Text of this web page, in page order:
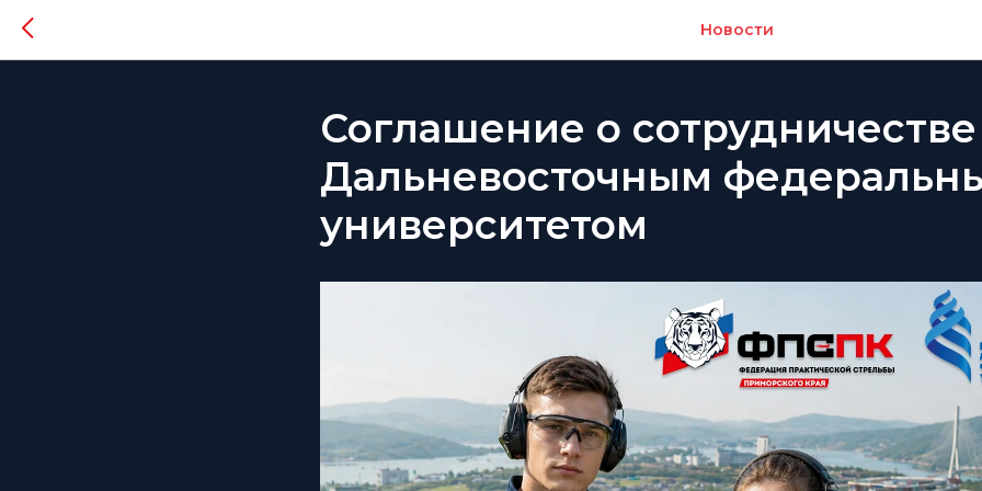
Новости
Соглашение о
Дальневосточным
университетом